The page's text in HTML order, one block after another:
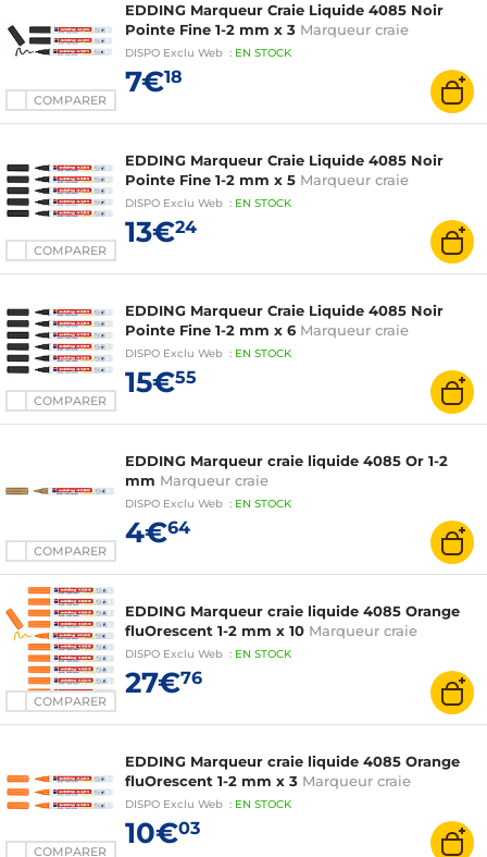
COMPARER
EDDING Marqueur Craie Liquide 4085 Noir
Pointe Fine 1-2 mm x 3 Marqueur craie
DISPO Exclu Web : EN STOCK
7€18
COMPARER
EDDING Marqueur Craie Liquide 4085 Noir
Pointe Fine 1-2 mm x 5 Marqueur craie
DISPO Exclu Web : EN STOCK
13€24
COMPARER
EDDING Marqueur Craie Liquide 4085 Noir
Pointe Fine 1-2 mm x 6 Marqueur craie
DISPO Exclu Web : EN STOCK
15€55
COMPARER
EDDING Marqueur craie liquide 4085 Or 1-2
mm Marqueur craie
DISPO Exclu Web : EN STOCK
4€64
COMPARER
EDDING Marqueur craie liquide 4085 Orange
fluOrescent 1-2 mm x 10 Marqueur craie
DISPO Exclu Web : EN STOCK
27€76
COMPARER
EDDING Marqueur craie liquide 4085 Orange
fluOrescent 1-2 mm x 3 Marqueur craie
DISPO Exclu Web : EN STOCK
10€03